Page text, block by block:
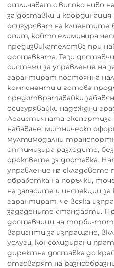
отличават с високо ниво
за доставки и
осигуряват на клиентите
опит, който елиминира
предизвикателства при
доставката. Тези
системи за управление на
гарантират постоянна
компоненти и готова
предотвратявайки
осигурявайки надеждни
Логистичната
набавяне, митническо
мултимодални
оптимизира разходите,
сроковете за доставка.
управление на складовете
обработка на поръчки,
на запасите и инспекции
гарантират, че всяка
зададените стандарти.
доставчици на торби-
варианти за изпращане,
услуги, консолидирани
директна доставка до
отговарят на